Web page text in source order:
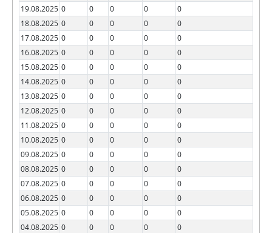
19.08.2025 0 0 0 0
0
18.08.2025 0 0 0 0
0
17.08.2025 0 0 0 0
0
16.08.2025 0 0 0 0
0
15.08.2025 0 0 0 0
0
14.08.2025 0 0 0 0
0
13.08.2025 0 0 0 0
0
12.08.2025 0 0 0 0
0
11.08.2025 0 0 0 0
0
10.08.2025 0 0 0 0
0
09.08.2025 0 0 0 0
0
08.08.2025 0 0 0 0
0
07.08.2025 0 0 0 0
0
06.08.2025 0 0 0 0
0
05.08.2025 0 0 0 0
0
04.08.2025 0 0 0 0
0